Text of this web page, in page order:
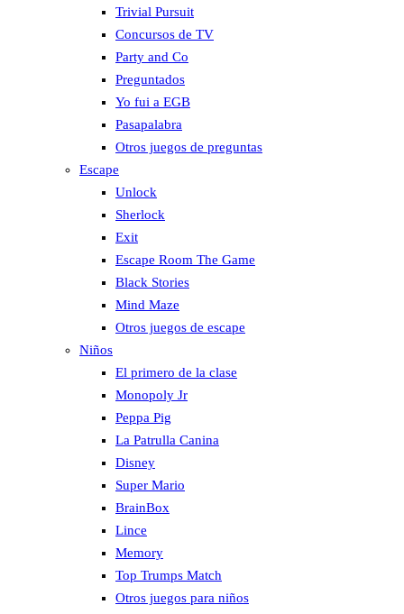
Trivial Pursuit
Concursos de TV
Party and Co
Preguntados
Yo fui a EGB
Pasapalabra
Otros juegos de preguntas
Escape
Unlock
Sherlock
Exit
Escape Room The Game
Black Stories
Mind Maze
Otros juegos de escape
Niños
El primero de la clase
Monopoly Jr
Peppa Pig
La Patrulla Canina
Disney
Super Mario
BrainBox
Lince
Memory
Top Trumps Match
Otros juegos para niños